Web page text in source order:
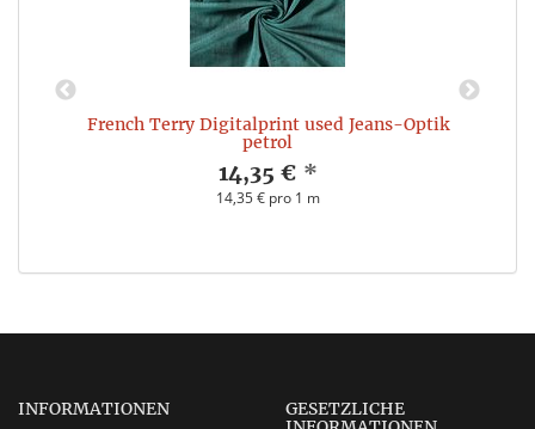
French Terry Digitalprint used Jeans-Optik
petrol
14,35 € *
14,35 € pro 1 m
INFORMATIONEN
GESETZLICHE